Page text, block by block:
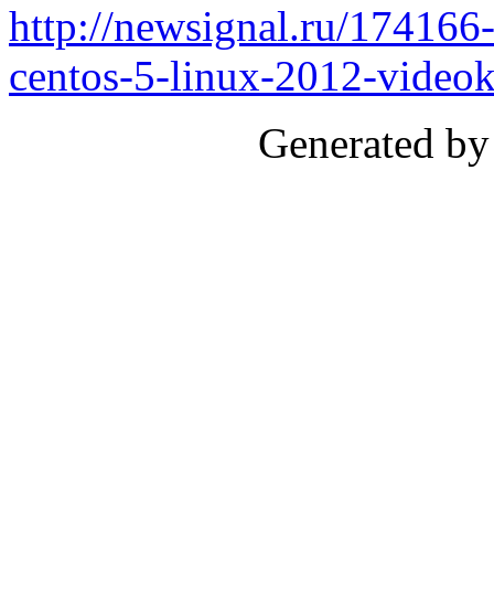
http://newsignal.ru/
centos-5-linux-2012-
Generated